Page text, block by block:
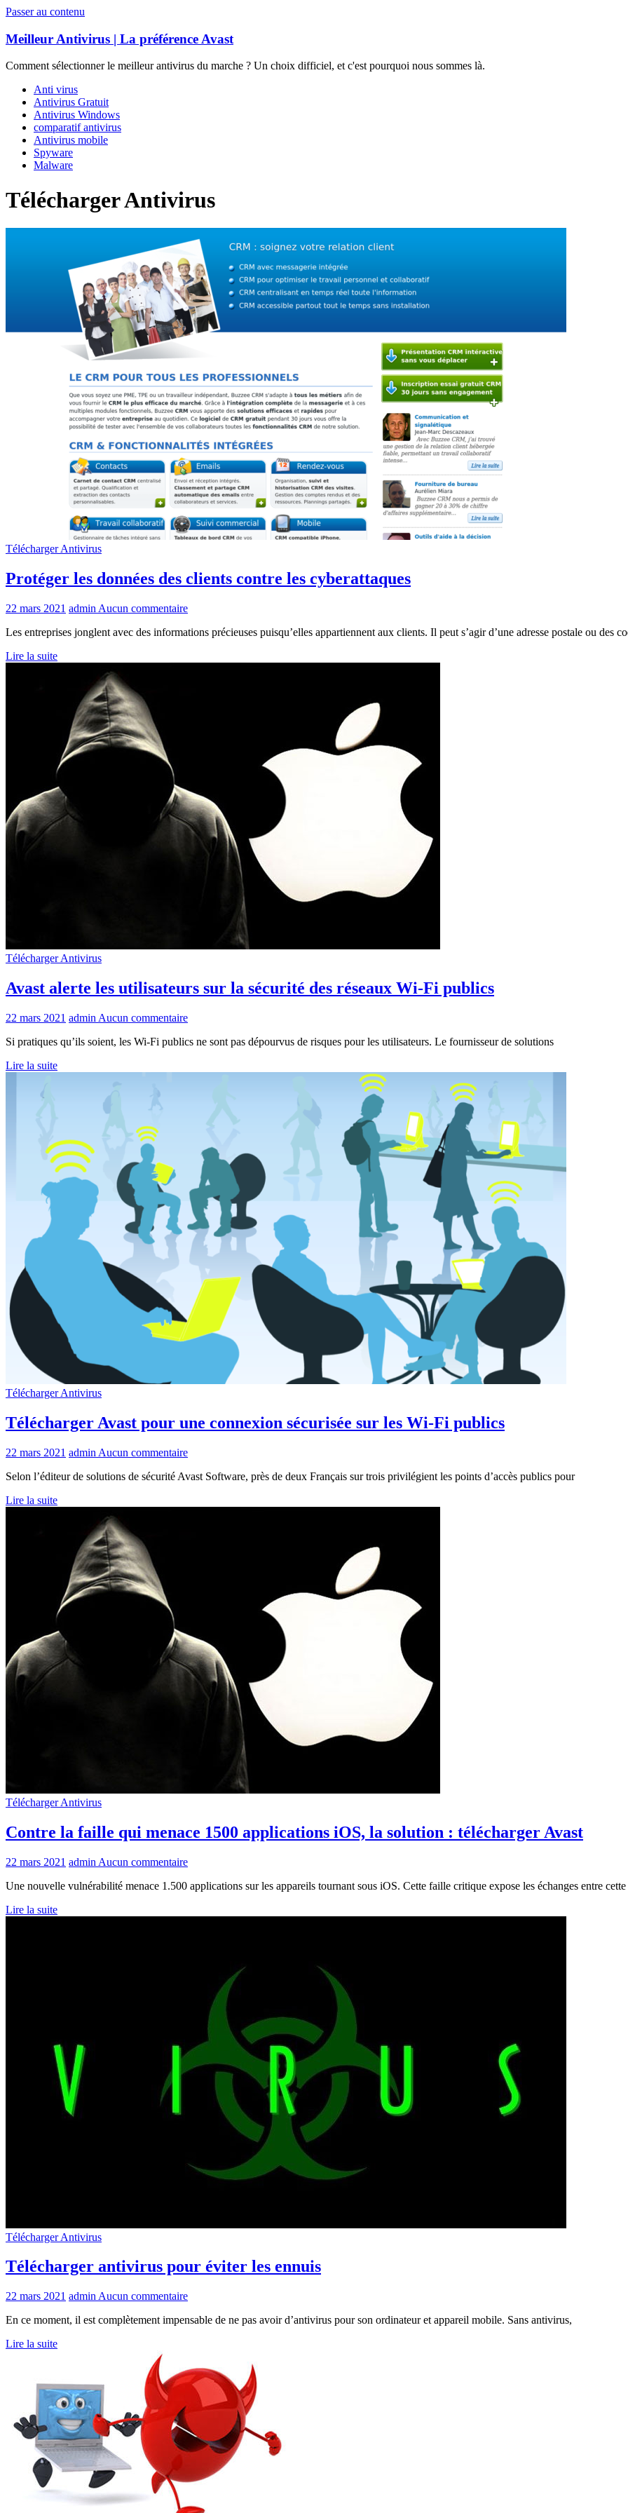
Passer au contenu
Meilleur Antivirus | La préférence Avast
Comment sélectionner le meilleur antivirus du marche ? Un choix difficiel, et c'est pourquoi nous sommes là.
Anti virus
Antivirus Gratuit
Antivirus Windows
comparatif antivirus
Antivirus mobile
Spyware
Malware
Télécharger Antivirus
Télécharger Antivirus
Protéger les données des clients contre les cyberattaques
22 mars 2021 admin Aucun commentaire
Les entreprises jonglent avec des informations précieuses puisqu’elles appartiennent aux clients. Il peut s’agir d’une adresse postale ou des
Lire la suite
Télécharger Antivirus
Avast alerte les utilisateurs sur la sécurité des réseaux Wi-Fi publics
22 mars 2021 admin Aucun commentaire
Si pratiques qu’ils soient, les Wi-Fi publics ne sont pas dépourvus de risques pour les utilisateurs. Le fournisseur de solutions
Lire la suite
Télécharger Antivirus
Télécharger Avast pour une connexion sécurisée sur les Wi-Fi publics
22 mars 2021 admin Aucun commentaire
Selon l’éditeur de solutions de sécurité Avast Software, près de deux Français sur trois privilégient les points d’accès publics pour
Lire la suite
Télécharger Antivirus
Contre la faille qui menace 1500 applications iOS, la solution : télécharger Avast
22 mars 2021 admin Aucun commentaire
Une nouvelle vulnérabilité menace 1.500 applications sur les appareils tournant sous iOS. Cette faille critique expose les échanges entre cette
Lire la suite
Télécharger Antivirus
Télécharger antivirus pour éviter les ennuis
22 mars 2021 admin Aucun commentaire
En ce moment, il est complètement impensable de ne pas avoir d’antivirus pour son ordinateur et appareil mobile. Sans antivirus,
Lire la suite